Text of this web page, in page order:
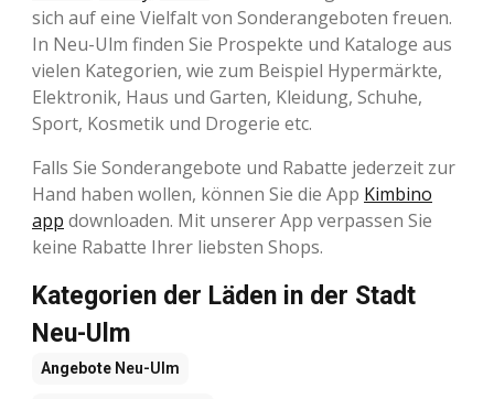
sich auf eine Vielfalt von Sonderangeboten freuen.
In Neu-Ulm finden Sie Prospekte und Kataloge aus
vielen Kategorien, wie zum Beispiel Hypermärkte,
Elektronik, Haus und Garten, Kleidung, Schuhe,
Sport, Kosmetik und Drogerie etc.
Falls Sie Sonderangebote und Rabatte jederzeit zur
Hand haben wollen, können Sie die App Kimbino
app downloaden. Mit unserer App verpassen Sie
keine Rabatte Ihrer liebsten Shops.
Kategorien der Läden in der Stadt
Neu-Ulm
Angebote Neu-Ulm